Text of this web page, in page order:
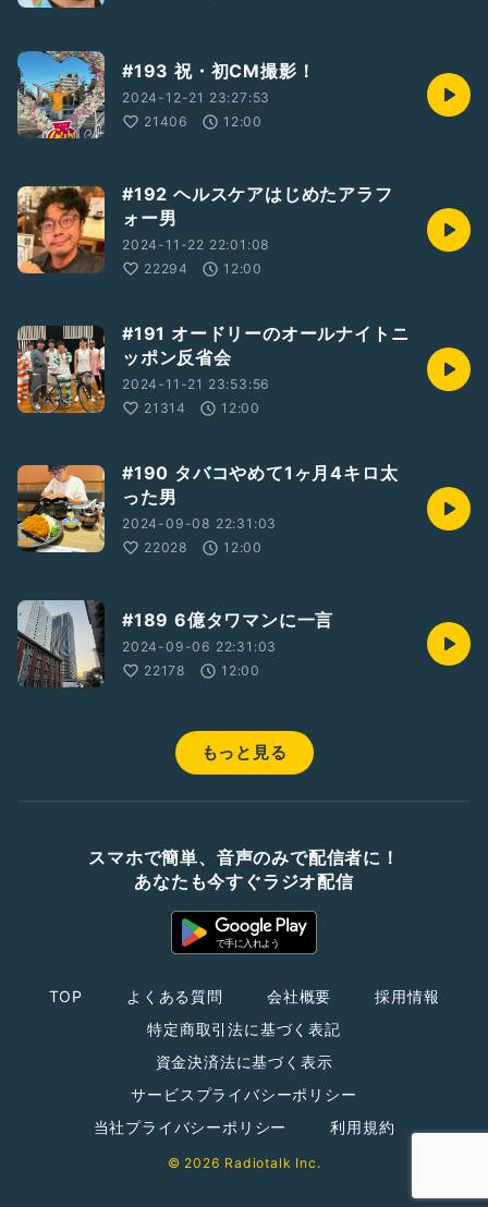
#193 祝・初CM撮影！
2024-12-21 23:27:53
21406
12:00
#192 ヘルスケアはじめたアラフ
ォー男
2024-11-22 22:01:08
22294
12:00
#191 オードリーのオールナイトニ
ッポン反省会
2024-11-21 23:53:56
21314
12:00
#190 タバコやめて1ヶ月4キロ太
った男
2024-09-08 22:31:03
22028
12:00
#189 6億タワマンに一言
2024-09-06 22:31:03
22178
12:00
もっと見る
スマホで簡単、音声のみで配信者に！
あなたも今すぐラジオ配信
TOP よくある質問 会社概要
採用情報
特定商取引法に基づく表記
資金決済法に基づく表示
サービスプライバシーポリシー
当社プライバシーポリシー
利用規約
© 2026 Radiotalk Inc.